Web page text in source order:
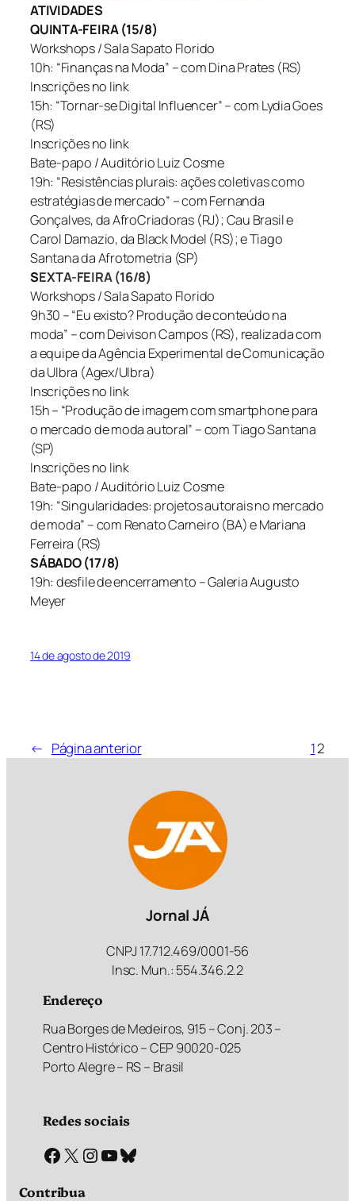
ATIVIDADES
QUINTA-FEIRA (15/8)
Workshops / Sala Sapato Florido
10h: “Finanças na Moda” – com Dina Prates (RS)
Inscrições no link
15h: “Tornar-se Digital Influencer” – com Lydia Goes
(RS)
Inscrições no link
Bate-papo / Auditório Luiz Cosme
19h: “Resistências plurais: ações coletivas como
estratégias de mercado” – com Fernanda
Gonçalves, da AfroCriadoras (RJ); Cau Brasil e
Carol Damazio, da Black Model (RS); e Tiago
Santana da Afrotometria (SP)
SEXTA-FEIRA (16/8)
Workshops / Sala Sapato Florido
9h30 – “Eu existo? Produção de conteúdo na
moda” – com Deivison Campos (RS), realizada com
a equipe da Agência Experimental de Comunicação
da Ulbra (Agex/Ulbra)
Inscrições no link
15h – “Produção de imagem com smartphone para
o mercado de moda autoral” – com Tiago Santana
(SP)
Inscrições no link
Bate-papo / Auditório Luiz Cosme
19h: “Singularidades: projetos autorais no mercado
de moda” – com Renato Carneiro (BA) e Mariana
Ferreira (RS)
SÁBADO (17/8)
19h: desfile de encerramento – Galeria Augusto
Meyer
14 de agosto de 2019
← Página anterior 12
Jornal JÁ
CNPJ 17.712.469/0001-56
Insc. Mun.: 554.346.2.2
Endereço
Rua Borges de Medeiros, 915 – Conj. 203 –
Centro Histórico – CEP 90020-025
Porto Alegre – RS – Brasil
Redes sociais
Facebook X Instagram Youtube Bluesky
Contribua